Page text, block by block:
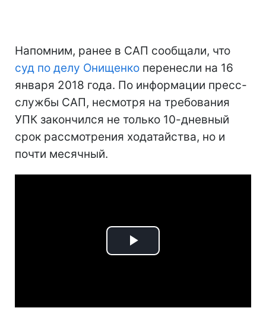
Напомним, ранее в САП сообщали, что
суд по делу Онищенко перенесли на 16
января 2018 года. По информации пресс-
службы САП, несмотря на требования
УПК закончился не только 10-дневный
срок рассмотрения ходатайства, но и
почти месячный.
Play